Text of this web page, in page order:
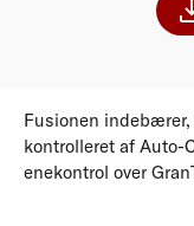
Fusionen
kontrolleret af Auto-
enekontrol over